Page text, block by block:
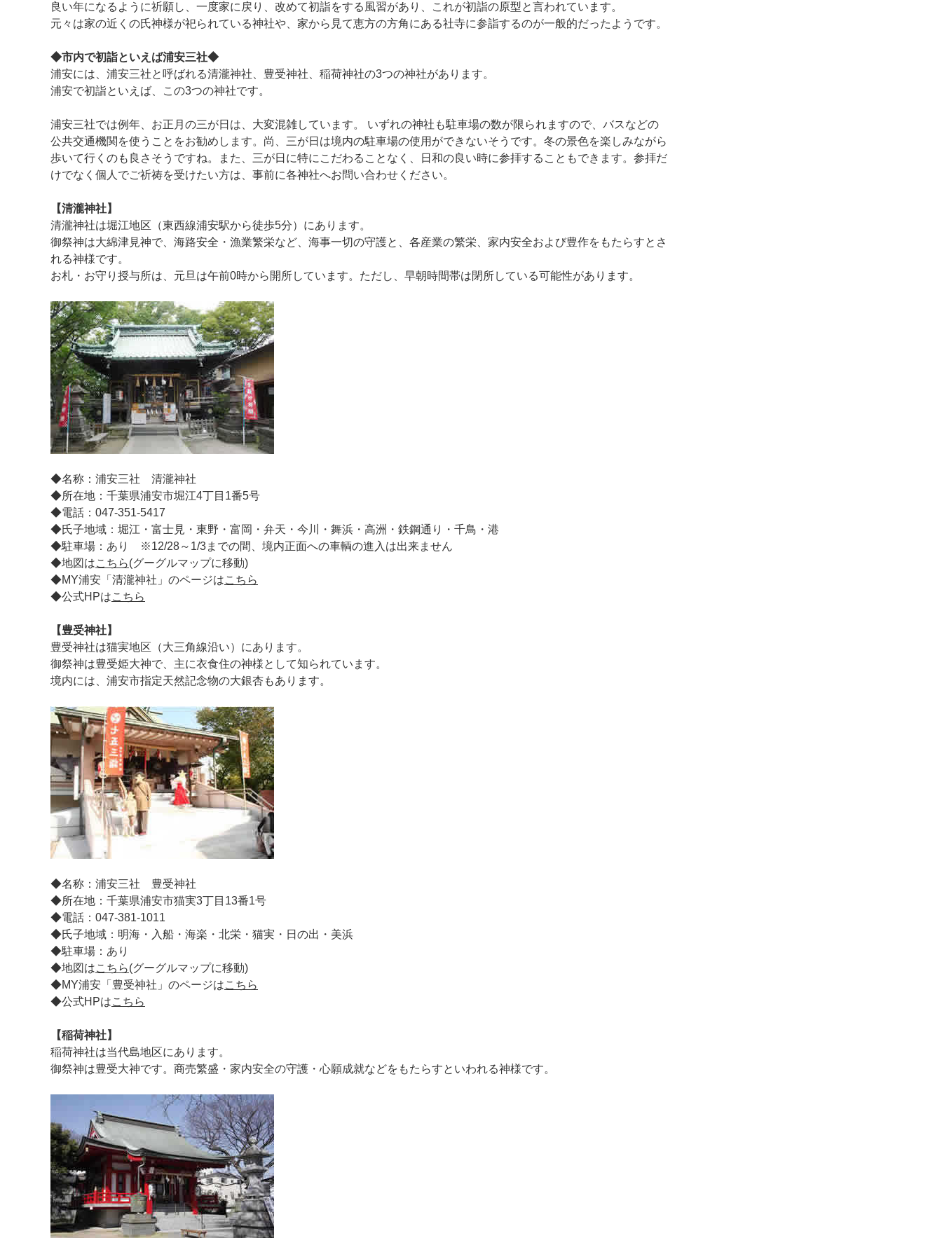
良い年になるように祈願し、一度家に戻り、改めて初詣をする風習があり、これが初詣の原型と言われています。
元々は家の近くの氏神様が祀られている神社や、家から見て恵方の方角にある社寺に参詣するのが一般的だったようです。
◆市内で初詣といえば浦安三社◆
浦安には、浦安三社と呼ばれる清瀧神社、豊受神社、稲荷神社の3つの神社があります。
浦安で初詣といえば、この3つの神社です。
浦安三社では例年、お正月の三が日は、大変混雑しています。 いずれの神社も駐車場の数が限られますので、バスなどの
公共交通機関を使うことをお勧めします。尚、三が日は境内の駐車場の使用ができないそうです。冬の景色を楽しみながら
歩いて行くのも良さそうですね。また、三が日に特にこだわることなく、日和の良い時に参拝することもできます。参拝だ
けでなく個人でご祈祷を受けたい方は、事前に各神社へお問い合わせください。
【清瀧神社】
清瀧神社は堀江地区（東西線浦安駅から徒歩5分）にあります。
御祭神は大綿津見神で、海路安全・漁業繁栄など、海事一切の守護と、各産業の繁栄、家内安全および豊作をもたらすとさ
れる神様です。
お札・お守り授与所は、元旦は午前0時から開所しています。ただし、早朝時間帯は閉所している可能性があります。
◆名称：浦安三社 清瀧神社
◆所在地：千葉県浦安市堀江4丁目1番5号
◆電話：047-351-5417
◆氏子地域：堀江・富士見・東野・富岡・弁天・今川・舞浜・高洲・鉄鋼通り・千鳥・港
◆駐車場：あり ※12/28～1/3までの間、境内正面への車輌の進入は出来ません
◆地図はこちら(グーグルマップに移動)
◆MY浦安「清瀧神社」のページはこちら
◆公式HPはこちら
【豊受神社】
豊受神社は猫実地区（大三角線沿い）にあります。
御祭神は豊受姫大神で、主に衣食住の神様として知られています。
境内には、浦安市指定天然記念物の大銀杏もあります。
◆名称：浦安三社 豊受神社
◆所在地：千葉県浦安市猫実3丁目13番1号
◆電話：047-381-1011
◆氏子地域：明海・入船・海楽・北栄・猫実・日の出・美浜
◆駐車場：あり
◆地図はこちら(グーグルマップに移動)
◆MY浦安「豊受神社」のページはこちら
◆公式HPはこちら
【稲荷神社】
稲荷神社は当代島地区にあります。
御祭神は豊受大神です。商売繁盛・家内安全の守護・心願成就などをもたらすといわれる神様です。